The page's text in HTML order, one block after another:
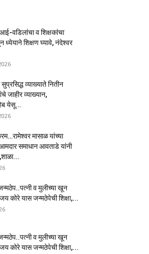
आई-वडिलांचा व शिक्षकांचा
ध्येयाने शिक्षण घ्यावे, नंदेश्वर
व्याख्याते नितीन
जाहीर व्याख्यान,
येसू...
मासाळ यांच्या
समाधान आवताडे यांनी
व मुलीच्या खून
कोरे यास जन्मठेपेची शिक्षा,...
व मुलीच्या खून
कोरे यास जन्मठेपेची शिक्षा,...